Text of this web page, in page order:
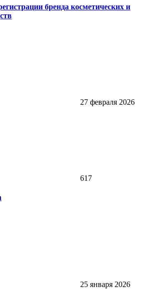
бренда косметических и
27 февраля 2026
617
25 января 2026